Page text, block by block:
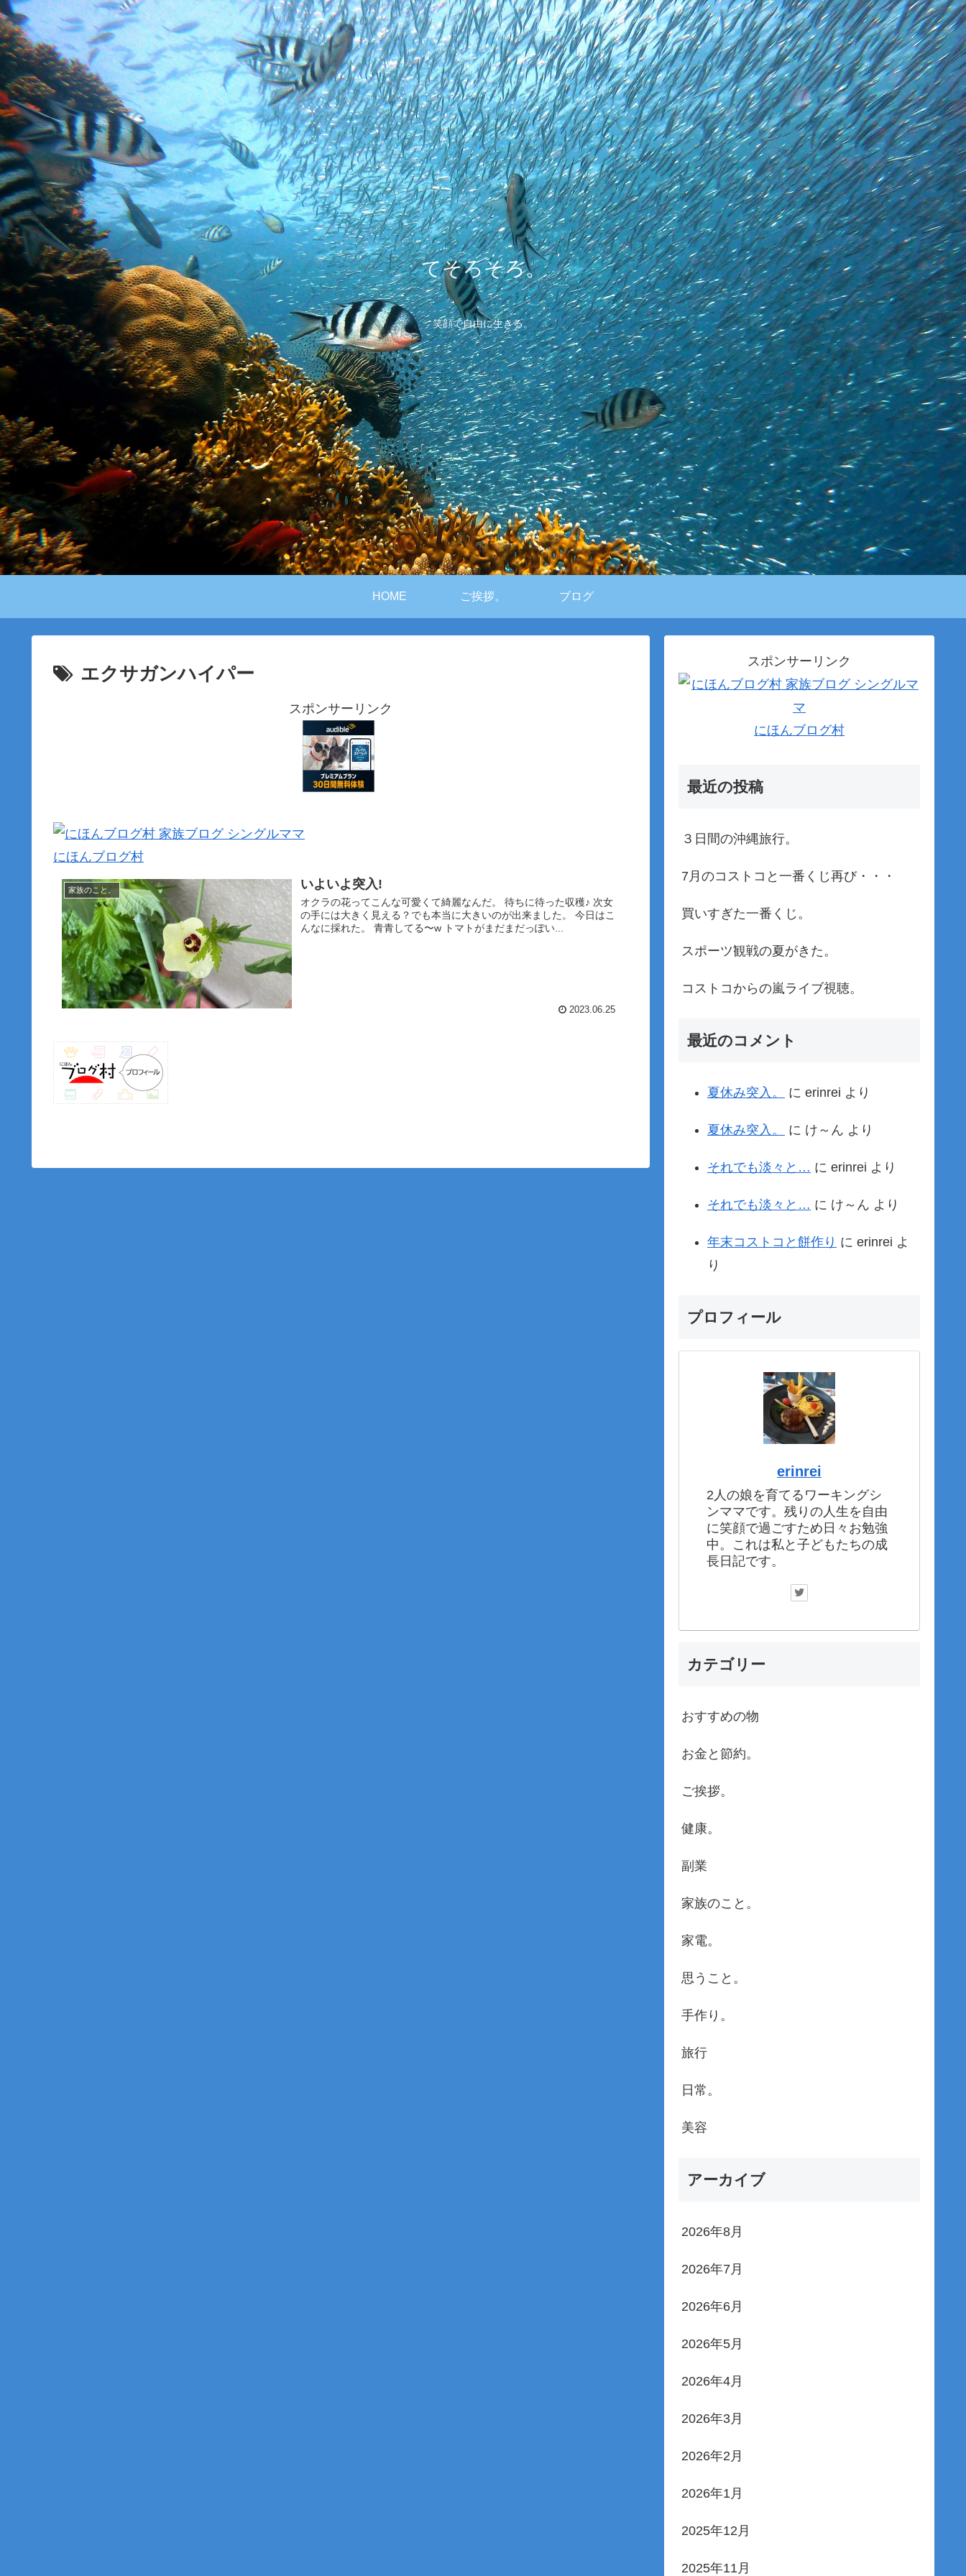
てそろそろ。
笑顔で自由に生きる。
HOME ご挨拶。 ブログ
エクサガンハイパー
スポンサーリンク
にほんブログ村
家族のこと。 いよいよ突入!
オクラの花ってこんな可愛くて綺麗なんだ。 待ちに待った収穫♪ 次女
の手には大きく見える？でも本当に大きいのが出来ました。 今日はこ
んなに採れた。 青青してる〜w トマトがまだまだっぽい...
2023.06.25
スポンサーリンク
にほんブログ村
最近の投稿
３日間の沖縄旅行。
7月のコストコと一番くじ再び・・・
買いすぎた一番くじ。
スポーツ観戦の夏がきた。
コストコからの嵐ライブ視聴。
最近のコメント
夏休み突入。 に erinrei より
夏休み突入。 に け～ん より
それでも淡々と… に erinrei より
それでも淡々と… に け～ん より
年末コストコと餅作り に erinrei よ
り
プロフィール
erinrei
2人の娘を育てるワーキングシ
ンママです。残りの人生を自由
に笑顔で過ごすため日々お勉強
中。これは私と子どもたちの成
長日記です。
カテゴリー
おすすめの物
お金と節約。
ご挨拶。
健康。
副業
家族のこと。
家電。
思うこと。
手作り。
旅行
日常。
美容
アーカイブ
2026年8月
2026年7月
2026年6月
2026年5月
2026年4月
2026年3月
2026年2月
2026年1月
2025年12月
2025年11月